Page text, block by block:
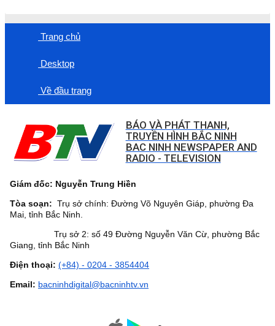
Trang chủ
Desktop
Về đầu trang
BÁO VÀ PHÁT THANH,
TRUYỀN HÌNH BẮC NINH
BAC NINH NEWSPAPER AND
RADIO - TELEVISION
Giám đốc: Nguyễn Trung Hiền
Tòa soạn: Trụ sở chính: Đường Võ Nguyên Giáp, phường Đa
Mai, tỉnh Bắc Ninh.
Trụ sở 2: số 49 Đường Nguyễn Văn Cừ, phường Bắc
Giang, tỉnh Bắc Ninh
Điện thoại: (+84) - 0204 - 3854404
Email: bacninhdigital@bacninhtv.vn